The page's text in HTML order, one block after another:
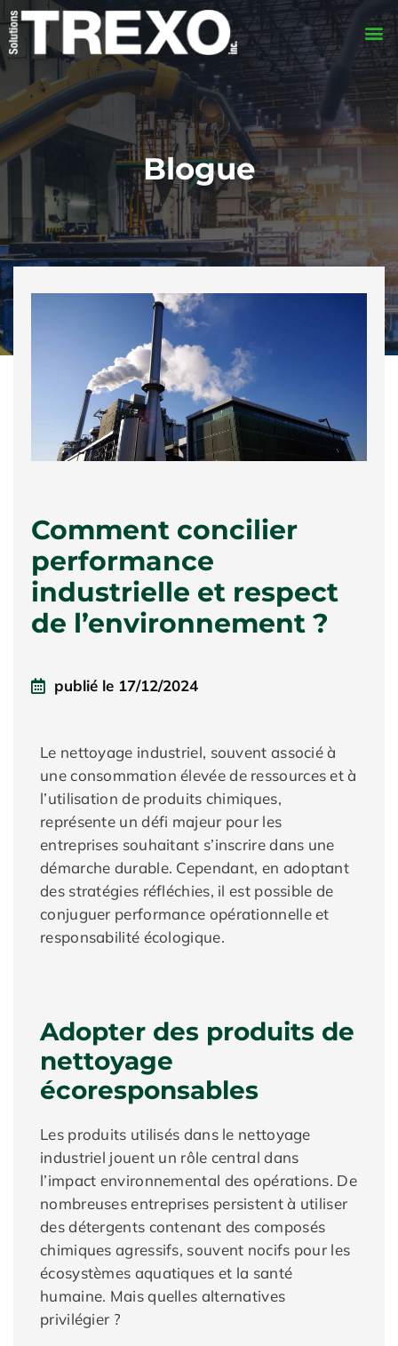
Blogue
Comment concilier
performance
industrielle et respect
de l’environnement ?
publié le 17/12/2024
Le nettoyage industriel, souvent associé à
une consommation élevée de ressources et à
l’utilisation de produits chimiques,
représente un défi majeur pour les
entreprises souhaitant s’inscrire dans une
démarche durable. Cependant, en adoptant
des stratégies réfléchies, il est possible de
conjuguer performance opérationnelle et
responsabilité écologique.
Adopter des produits de
nettoyage
écoresponsables
Les produits utilisés dans le nettoyage
industriel jouent un rôle central dans
l’impact environnemental des opérations. De
nombreuses entreprises persistent à utiliser
des détergents contenant des composés
chimiques agressifs, souvent nocifs pour les
écosystèmes aquatiques et la santé
humaine. Mais quelles alternatives
privilégier ?